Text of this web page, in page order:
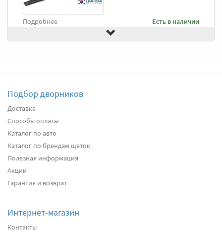
Есть в наличии
Подробнее
Подробнее
Передние дворники
Подробнее
Подбор дворников
Доставка
Способы оплаты
Каталог по авто
Каталог по брендам щеток
Полезная информация
Акции
Гарантия и возврат
Интернет-магазин
Контакты